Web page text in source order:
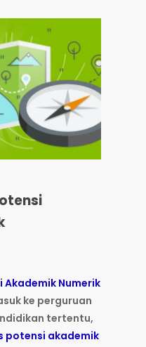
Akademik Numerik
ke perguruan
tertentu,
potensi akademik